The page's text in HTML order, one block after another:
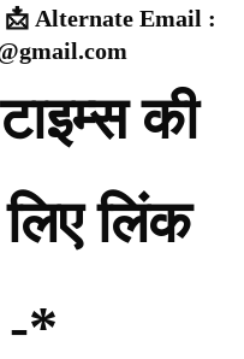
Alternate Email :
की
लिंक
-*